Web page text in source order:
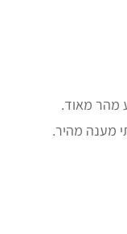
מאוד.
מענה מהיר.